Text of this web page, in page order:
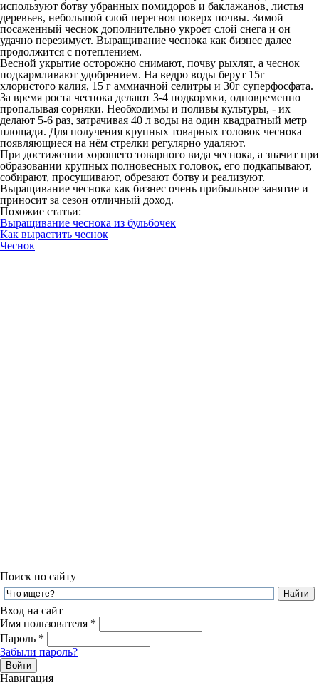
используют ботву убранных помидоров и баклажанов, листья
деревьев, небольшой слой перегноя поверх почвы. Зимой
посаженный чеснок дополнительно укроет слой снега и он
удачно перезимует. Выращивание чеснока как бизнес далее
продолжится с потеплением.
Весной укрытие осторожно снимают, почву рыхлят, а чеснок
подкармливают удобрением. На ведро воды берут 15г
хлористого калия, 15 г аммиачной селитры и 30г суперфосфата.
За время роста чеснока делают 3-4 подкормки, одновременно
пропалывая сорняки. Необходимы и поливы культуры, - их
делают 5-6 раз, затрачивая 40 л воды на один квадратный метр
площади. Для получения крупных товарных головок чеснока
появляющиеся на нём стрелки регулярно удаляют.
При достижении хорошего товарного вида чеснока, а значит при
образовании крупных полновесных головок, его подкапывают,
собирают, просушивают, обрезают ботву и реализуют.
Выращивание чеснока как бизнес очень прибыльное занятие и
приносит за сезон отличный доход.
Похожие статьи:
Выращивание чеснока из бульбочек
Как вырастить чеснок
Чеснок
Поиск по сайту
Вход на сайт
Имя пользователя *
Пароль *
Забыли пароль?
Навигация